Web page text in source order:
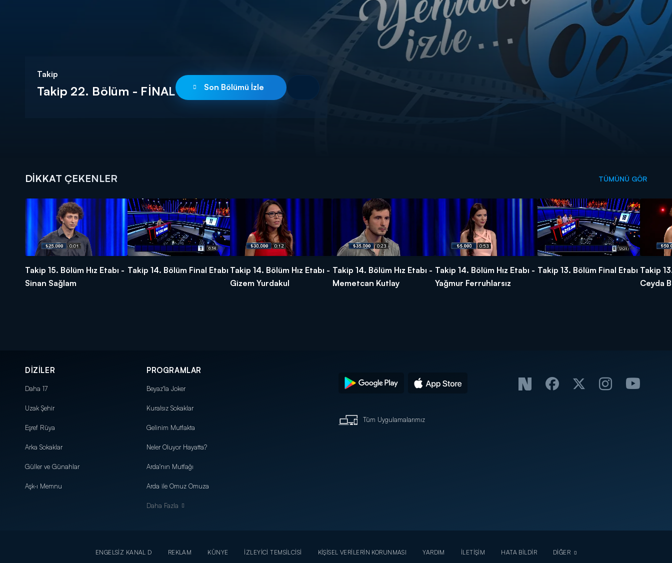
Takip
Takip 22. Bölüm - FİNAL Son Bölümü İzle
DİKKAT ÇEKENLER TÜMÜNÜ GÖR
Takip 15. Bölüm Hız Etabı -
Sinan Sağlam
Takip 14. Bölüm Final Etabı Takip 14. Bölüm Hız Etabı -
Gizem Yurdakul
Takip 14. Bölüm Hız Etabı -
Memetcan Kutlay
Takip 14. Bölüm Hız Etabı -
Yağmur Ferruhlarsız
Takip 13. Bölüm Final Etabı Takip
Ceyda
DİZİLER
Daha 17
Uzak Şehir
Eşref Rüya
Arka Sokaklar
Güller ve Günahlar
Aşk-ı Memnu
PROGRAMLAR
Beyaz'la Joker
Kuralsız Sokaklar
Gelinim Mutfakta
Neler Oluyor Hayatta?
Arda'nın Mutfağı
Arda ile Omuz Omuza
Daha Fazla
Tüm Uygulamalarımız
ENGELSİZ KANAL D REKLAM KÜNYE İZLEYİCİ TEMSİLCİSİ KİŞİSEL VERİLERİN KORUNMASI YARDIM İLETİŞİM HATA BİLDİR DİĞER